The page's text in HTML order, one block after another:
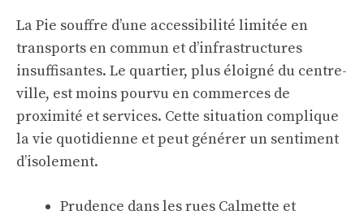
La Pie souffre d’une accessibilité limitée en
transports en commun et d’infrastructures
insuffisantes. Le quartier, plus éloigné du centre-
ville, est moins pourvu en commerces de
proximité et services. Cette situation complique
la vie quotidienne et peut générer un sentiment
d’isolement.
Prudence dans les rues Calmette et